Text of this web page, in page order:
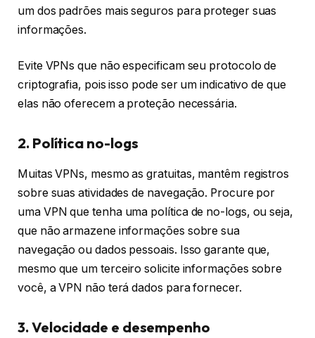
um dos padrões mais seguros para proteger suas
informações.
Evite VPNs que não especificam seu protocolo de
criptografia, pois isso pode ser um indicativo de que
elas não oferecem a proteção necessária.
2. Política no-logs
Muitas VPNs, mesmo as gratuitas, mantêm registros
sobre suas atividades de navegação. Procure por
uma VPN que tenha uma política de no-logs, ou seja,
que não armazene informações sobre sua
navegação ou dados pessoais. Isso garante que,
mesmo que um terceiro solicite informações sobre
você, a VPN não terá dados para fornecer.
3. Velocidade e desempenho